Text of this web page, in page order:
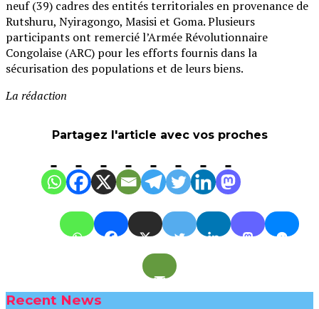
neuf (39) cadres des entités territoriales en provenance de
Rutshuru, Nyiragongo, Masisi et Goma. Plusieurs
participants ont remercié l’Armée Révolutionnaire
Congolaise (ARC) pour les efforts fournis dans la
sécurisation des populations et de leurs biens.
La rédaction
Partagez l'article avec vos proches
Recent News